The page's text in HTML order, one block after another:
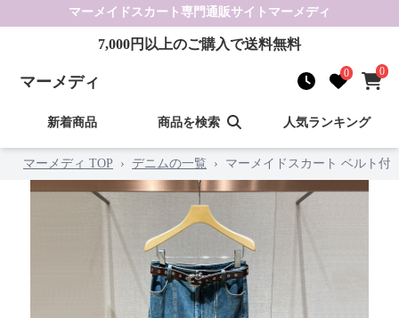
マーメイドスカート 専門通販サイト マーメディ
7,000円以上のご購入で送料無料
マーメディ 0 0
新着商品 商品を検索 人気ランキング
マーメディ TOP › デニムの一覧 › マーメイドスカート ベルト付